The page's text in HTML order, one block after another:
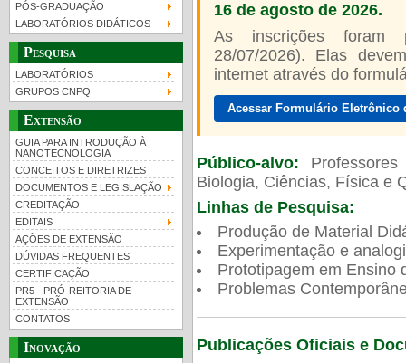
PÓS-GRADUAÇÃO
LABORATÓRIOS DIDÁTICOS
Pesquisa
LABORATÓRIOS
GRUPOS CNPQ
Extensão
GUIA PARA INTRODUÇÃO À
NANOTECNOLOGIA
CONCEITOS E DIRETRIZES
DOCUMENTOS E LEGISLAÇÃO
CREDITAÇÃO
EDITAIS
AÇÕES DE EXTENSÃO
DÚVIDAS FREQUENTES
CERTIFICAÇÃO
PR5 - PRÓ-REITORIA DE
EXTENSÃO
CONTATOS
Inovação
16 de agosto de 2026.
As inscrições foram
28/07/2026). Elas
internet através do
Acessar Formulário
Público-alvo:
Biologia, Ciências, Física e
Linhas de Pesquisa:
Produção de Material
Experimentação e
Prototipagem em Ensino
Problemas
Publicações Oficiais e